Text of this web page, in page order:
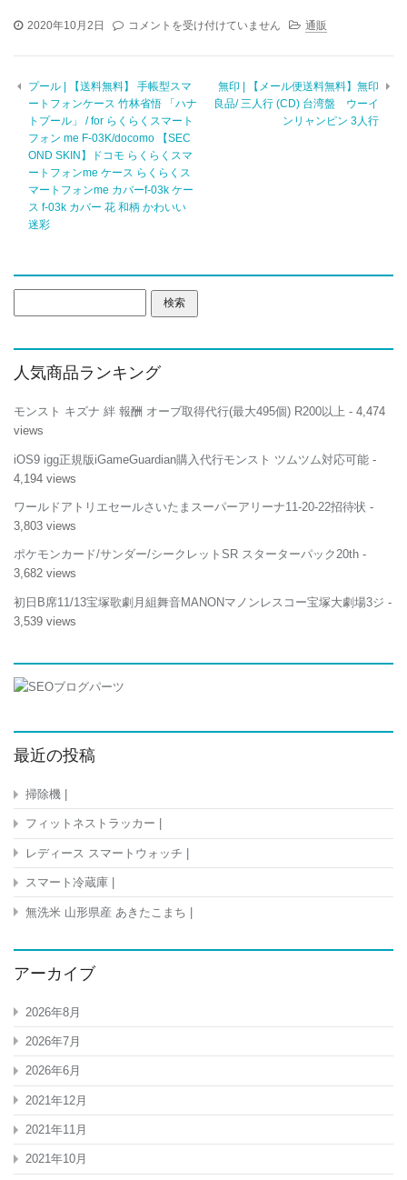
2020年10月2日
ビ
ネ
バ
ッ
グ
|
エ
グ
ゼ
ク
ジ
ス
ッ
グ
PRO
ブ
ン
プ
イ
は
コメントを受け付けていません 通販
プール | 【送料無料】 手帳型スマ
ートフォンケース 竹林省悟 「ハナ
トプール」 / for らくらくスマート
フォン me F-03K/docomo 【SEC
OND SKIN】ドコモ らくらくスマ
ートフォンme ケース らくらくス
マートフォンme カバーf-03k ケー
ス f-03k カバー 花 和柄 かわいい
迷彩
無印 | 【メール便送料無料】無印
良品/ 三人行 (CD) 台湾盤 ウーイ
ンリャンピン 3人行
索:
人気商品ランキング
モンスト キズナ 絆 報酬 オーブ取得代行(最大495個) R200以上 - 4,474
views
iOS9 igg正規版iGameGuardian購入代行モンスト ツムツム対応可能 -
4,194 views
ワールドアトリエセールさいたまスーパーアリーナ11-20-22招待状 -
3,803 views
ポケモンカード/サンダー/シークレットSR スターターパック20th -
3,682 views
初日B席11/13宝塚歌劇月組舞音MANONマノンレスコー宝塚大劇場3ジ -
3,539 views
最近の投稿
掃除機 |
フィットネストラッカー |
レディース スマートウォッチ |
スマート冷蔵庫 |
無洗米 山形県産 あきたこまち |
アーカイブ
2026年8月
2026年7月
2026年6月
2021年12月
2021年11月
2021年10月